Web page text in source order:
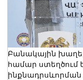
Բանակային
համար ստեղծում